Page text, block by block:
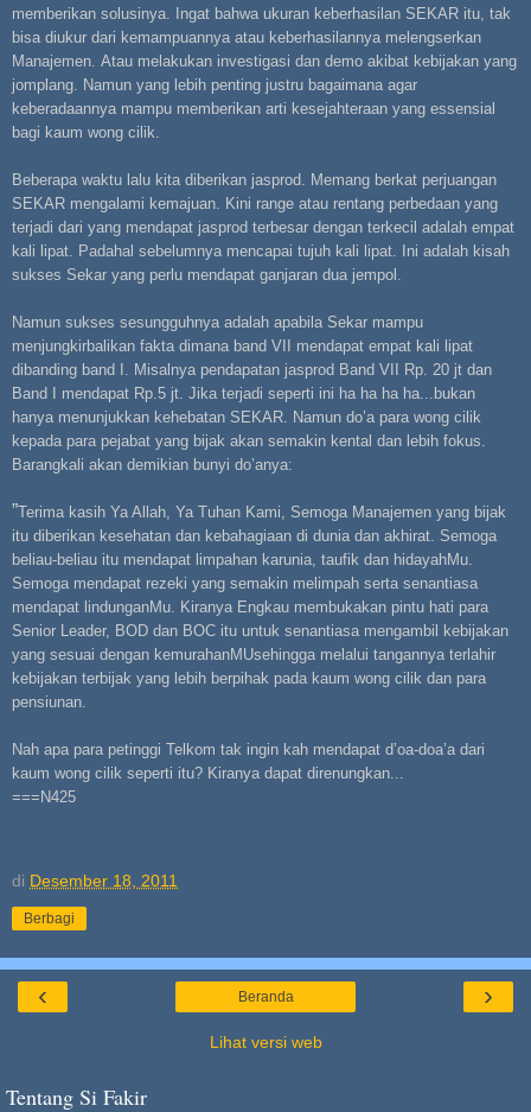
memberikan solusinya. Ingat bahwa ukuran keberhasilan SEKAR itu, tak
bisa diukur dari kemampuannya atau keberhasilannya melengserkan
Manajemen. Atau melakukan investigasi dan demo akibat kebijakan yang
jomplang. Namun yang lebih penting justru bagaimana agar
keberadaannya mampu memberikan arti kesejahteraan yang essensial
bagi kaum wong cilik.
Beberapa waktu lalu kita diberikan jasprod. Memang berkat perjuangan
SEKAR mengalami kemajuan. Kini range atau rentang perbedaan yang
terjadi dari yang mendapat jasprod terbesar dengan terkecil adalah empat
kali lipat. Padahal sebelumnya mencapai tujuh kali lipat. Ini adalah kisah
sukses Sekar yang perlu mendapat ganjaran dua jempol.
Namun sukses sesungguhnya adalah apabila Sekar mampu
menjungkirbalikan fakta dimana band VII mendapat empat kali lipat
dibanding band I. Misalnya pendapatan jasprod Band VII Rp. 20 jt dan
Band I mendapat Rp.5 jt. Jika terjadi seperti ini ha ha ha ha...bukan
hanya menunjukkan kehebatan SEKAR. Namun do’a para wong cilik
kepada para pejabat yang bijak akan semakin kental dan lebih fokus.
Barangkali akan demikian bunyi do’anya:
”Terima kasih Ya Allah, Ya Tuhan Kami, Semoga Manajemen yang bijak
itu diberikan kesehatan dan kebahagiaan di dunia dan akhirat. Semoga
beliau-beliau itu mendapat limpahan karunia, taufik dan hidayahMu.
Semoga mendapat rezeki yang semakin melimpah serta senantiasa
mendapat lindunganMu. Kiranya Engkau membukakan pintu hati para
Senior Leader, BOD dan BOC itu untuk senantiasa mengambil kebijakan
yang sesuai dengan kemurahanMUsehingga melalui tangannya terlahir
kebijakan terbijak yang lebih berpihak pada kaum wong cilik dan para
pensiunan.
Nah apa para petinggi Telkom tak ingin kah mendapat d’oa-doa’a dari
kaum wong cilik seperti itu? Kiranya dapat direnungkan...
===N425
di Desember 18, 2011
Berbagi
‹ ›
Beranda
Lihat versi web
Tentang Si Fakir